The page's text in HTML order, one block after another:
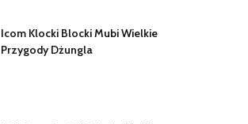
Icom Klocki Blocki Mubi Wielkie
Przygody Dżungla